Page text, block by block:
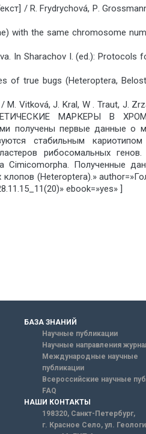
/ R. Frydrychová, Р.
with the same chromosome
In Sharachov I. (ed.):
true bugs (Heteroptera,
Vitková, J. Kral, W . Traut, J.
МАРКЕРЫ В
получены первые данные о
стабильным
рибосомальных генов.
Полученные
(Heteroptera).»
ebook=»yes» ]
БАЗА ЗНАНИЙ
Научные публикации
Научные направления
Международные научные
публикации
Всероссийские научные
FAQ
НАШИ КОНТАКТЫ
198320, Санкт-Петербург,
г. Красное Село, ул.